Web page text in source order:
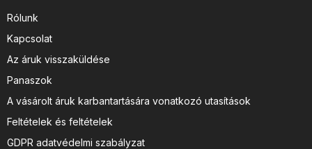
Rólunk
Kapcsolat
Az áruk visszaküldése
Panaszok
A vásárolt áruk karbantartására vonatkozó utasítások
Feltételek és feltételek
GDPR adatvédelmi szabályzat